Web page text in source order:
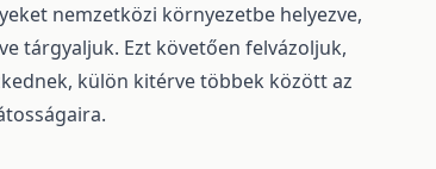
nemzetközi környezetbe helyezve,
tárgyaljuk. Ezt követően felvázoljuk,
külön kitérve többek között az